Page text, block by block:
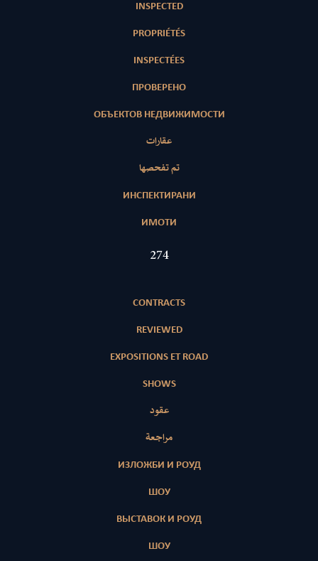
INSPECTED
PROPRIÉTÉS
INSPECTÉES
ПРОВЕРЕНО
ОБЪЕКТОВ НЕДВИЖИМОСТИ
عقارات
تم تفحصها
ИНСПЕКТИРАНИ
ИМОТИ
422
CONTRACTS
REVIEWED
EXPOSITIONS ET ROAD
SHOWS
عقود
مراجعة
ИЗЛОЖБИ И РОУД
ШОУ
ВЫСТАВОК И РОУД
ШОУ